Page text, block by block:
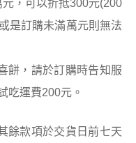
，可以折抵300元(200
是訂購未滿萬元則無法
餅，請於訂購時告知服
吃運費200元。
餘款項於交貨日前七天